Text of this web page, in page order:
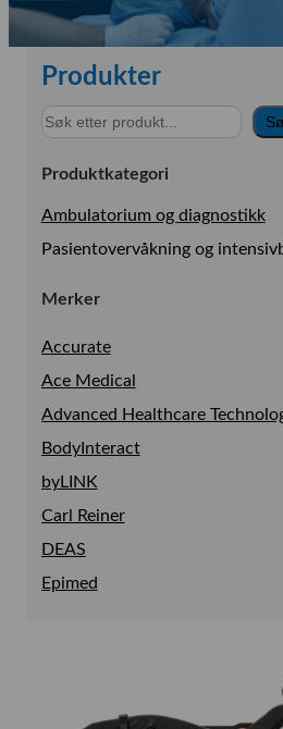
Produkter
S
k
Produktkategori
Ambulatorium og diagnostikk
Pasientovervåkning og
Pasientovervakning
Prehospital
Merker
Accurate
Ace Medical
Advanced Healthcare
BodyInteract
byLINK
Carl Reiner
DEAS
Epimed
Kartsana